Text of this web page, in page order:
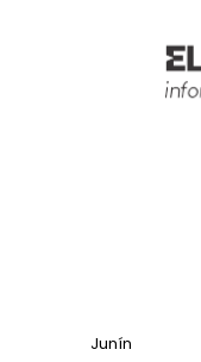
Junín